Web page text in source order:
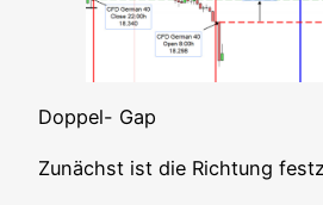
Dop­pel- Gap
Zunächst ist die Rich­tung